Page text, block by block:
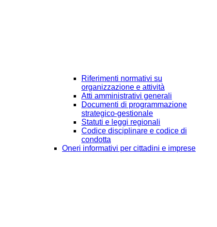
Riferimenti normativi su
organizzazione e attività
Atti amministrativi generali
Documenti di programmazione
strategico-gestionale
Statuti e leggi regionali
Codice disciplinare e codice di
condotta
Oneri informativi per cittadini e imprese